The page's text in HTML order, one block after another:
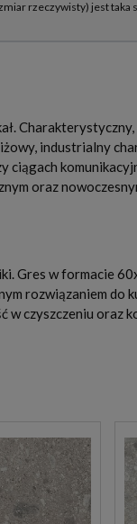
industrialny
ciągach
oraz
Gres w formacie
rozwiązaniem do
w czyszczeniu oraz